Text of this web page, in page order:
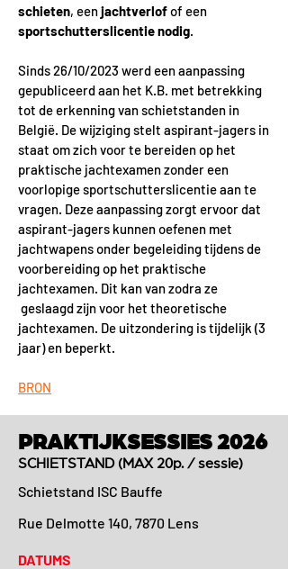
schieten, eenjachtverlofof een
sportschutterslicentienodig.
Sinds 26/10/2023 werd een aanpassing
gepubliceerd aan het K.B. met betrekking
tot de erkenning van schietstanden in
België. De wijziging stelt aspirant-jagers in
staat om zich voor te bereiden op het
praktische jachtexamen zonder een
voorlopige sportschutterslicentie aan te
vragen. Deze aanpassing zorgt ervoor dat
aspirant-jagers kunnen oefenen met
jachtwapens onder begeleiding tijdens de
voorbereiding op het praktische
jachtexamen. Dit kan van zodra ze
geslaagd zijn voor het theoretische
jachtexamen. De uitzondering is tijdelijk (3
jaar) en beperkt.
BRON
PRAKTIJKSESSIES 2026
SCHIETSTAND (MAX 20p. / sessie)
Schietstand ISC Bauffe
Rue Delmotte 140, 7870 Lens
DATUMS